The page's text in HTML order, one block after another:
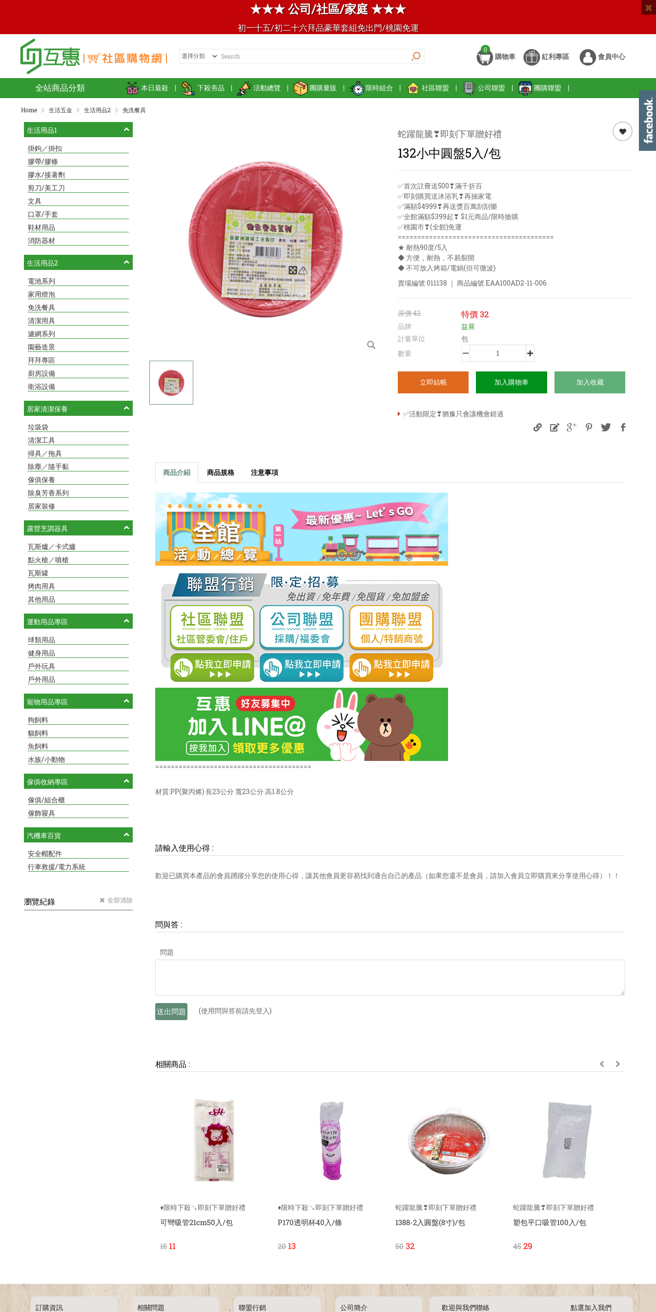
★★★ 公司/社區/家庭 ★★★
初一十五/初二十六拜品豪華套組免出門/桃園免運
0
購物車 紅利專區 會員中心
全站商品分類 本日最殺 | 下殺夯品 | 活動總覽 | 團購量販 | 限時組合 | 社區聯盟 | 公司聯盟 | 團購聯盟 |
Home 生活五金 生活用品2 免洗餐具
蛇躍龍騰❣即刻下單贈好禮
132小中圓盤5入/包
✅首次註冊送500❣滿千折百
✅即刻購買送沐浴乳❣再抽家電
✅滿額$4999❣再送獎百萬刮刮樂
✅全館滿額$399起❣ $1元商品/限時搶購
✅桃園市❣(全館)免運
========================================
★ 耐熱90度/5入
◆ 方便，耐熱，不易裂開
◆ 不可放入烤箱/電鍋(但可微波)
賣場編號011138 ｜ 商品編號EAA100AD2-11-006
原價42 特價32
品牌
益展
計量單位
包
數量
立即結帳 加入購物車 加入收藏
✅活動限定❣猶豫只會讓機會錯過
商品介紹 商品規格 注意事項
========================================
材質:PP(聚丙烯) 長23公分 寬23公分 高1.8公分
請輸入使用心得 :
歡迎已購買本產品的會員踴躍分享您的使用心得，讓其他會員更容易找到適合自己的產品（如果您還不是會員，請加入會員立即購買來分享使用心得）！！
問與答 :
問題
送出問題 (使用問與答前請先登入)
相關商品 :
♦限時下殺↘即刻下單贈好禮
可彎吸管21cm50入/包
15 11
♦限時下殺↘即刻下單贈好禮
P170透明杯40入/條
20 13
蛇躍龍騰❣即刻下單贈好禮
1388-2入圓盤(8寸)/包
50 32
蛇躍龍騰❣即刻下單贈好禮
塑包平口吸管100入/包
45 29
生活用品1
掛鉤／掛扣
膠帶/膠條
膠水/接著劑
剪刀/美工刀
文具
口罩/手套
鞋材用品
消防器材
生活用品2
電池系列
家用燈泡
免洗餐具
清潔用具
濾網系列
園藝造景
拜拜專區
廚房設備
衛浴設備
居家清潔保養
垃圾袋
清潔工具
掃具／拖具
除塵／隨手黏
傢俱保養
除臭芳香系列
居家裝修
露營烹調器具
瓦斯爐／卡式爐
點火槍／噴槍
瓦斯罐
烤肉用具
其他用品
運動用品專區
球類用品
健身用品
戶外玩具
戶外用品
寵物用品專區
狗飼料
貓飼料
魚飼料
水族/小動物
傢俱收納專區
傢俱/組合櫃
傢飾寢具
汽機車百貨
安全帽配件
行車救援/電力系統
瀏覽紀錄 全部清除
訂購資訊 相關問題 聯盟行銷 公司簡介 歡迎與我們聯絡 點選加入我們